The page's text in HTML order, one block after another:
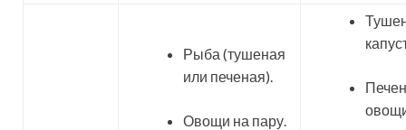
Рыба (тушеная
или печеная).
Овощи на пару.